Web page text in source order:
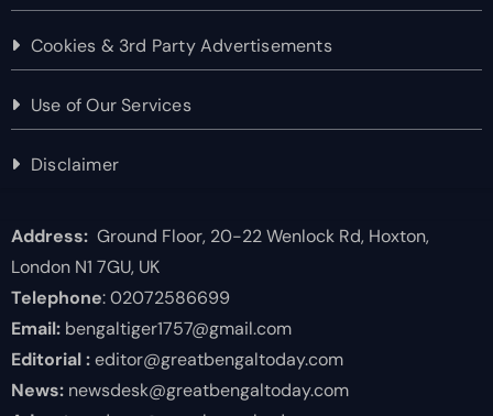
Cookies & 3rd Party Advertisements
Use of Our Services
Disclaimer
Address:Ground Floor, 20-22 Wenlock Rd, Hoxton,
London N1 7GU, UK
Telephone: 02072586699
Email:bengaltiger1757@gmail.com
Editorial :editor@greatbengaltoday.com
News:newsdesk@greatbengaltoday.com